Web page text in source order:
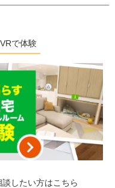
で体験
したい方はこちら